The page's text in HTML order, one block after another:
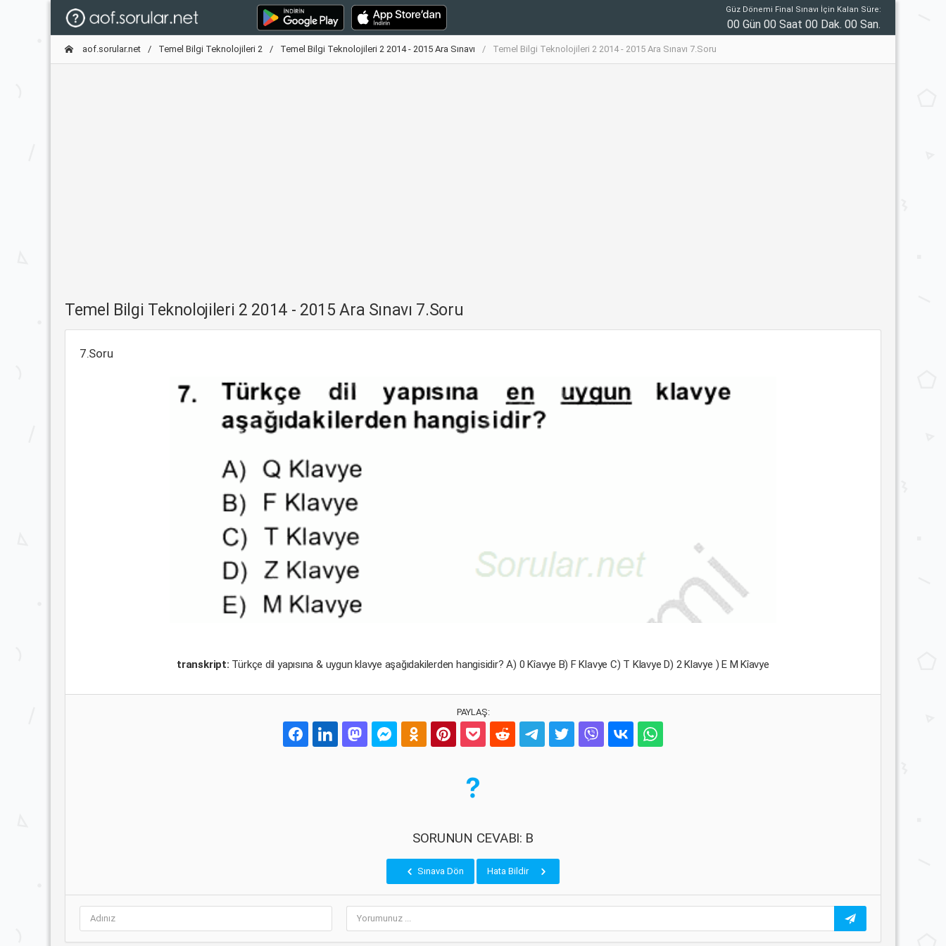
Güz Dönemi Final Sınavı İçin Kalan Süre:
00 Gün 00 Saat 00 Dak. 00 San.
aof.sorular.net Temel Bilgi Teknolojileri 2 Temel Bilgi Teknolojileri 2 2014 - 2015 Ara Sınavı Temel Bilgi Teknolojileri 2 2014 - 2015 Ara Sınavı 7.Soru
Temel Bilgi Teknolojileri 2 2014 - 2015 Ara Sınavı 7.Soru
7.Soru
transkript: Türkçe dil yapısına & uygun klavye aşağıdakilerden hangisidir? A) 0 Kîavye B) F Klavye C) T Klavye D) 2 Klavye ) E M Kîavye
PAYLAŞ:
SORUNUN CEVABI: B
Sınava Dön Hata Bildir